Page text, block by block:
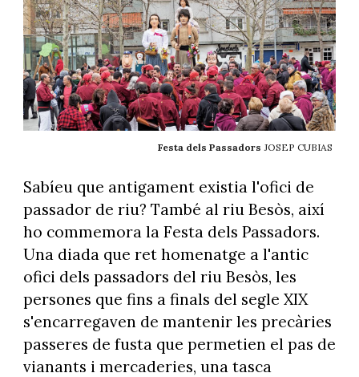
Festa dels Passadors JOSEP CUBIAS
Sabíeu que antigament existia l'ofici de
passador de riu? També al riu Besòs, així
ho commemora la Festa dels Passadors.
Una diada que ret homenatge a l'antic
ofici dels passadors del riu Besòs, les
persones que fins a finals del segle XIX
s'encarregaven de mantenir les precàries
passeres de fusta que permetien el pas de
vianants i mercaderies, una tasca